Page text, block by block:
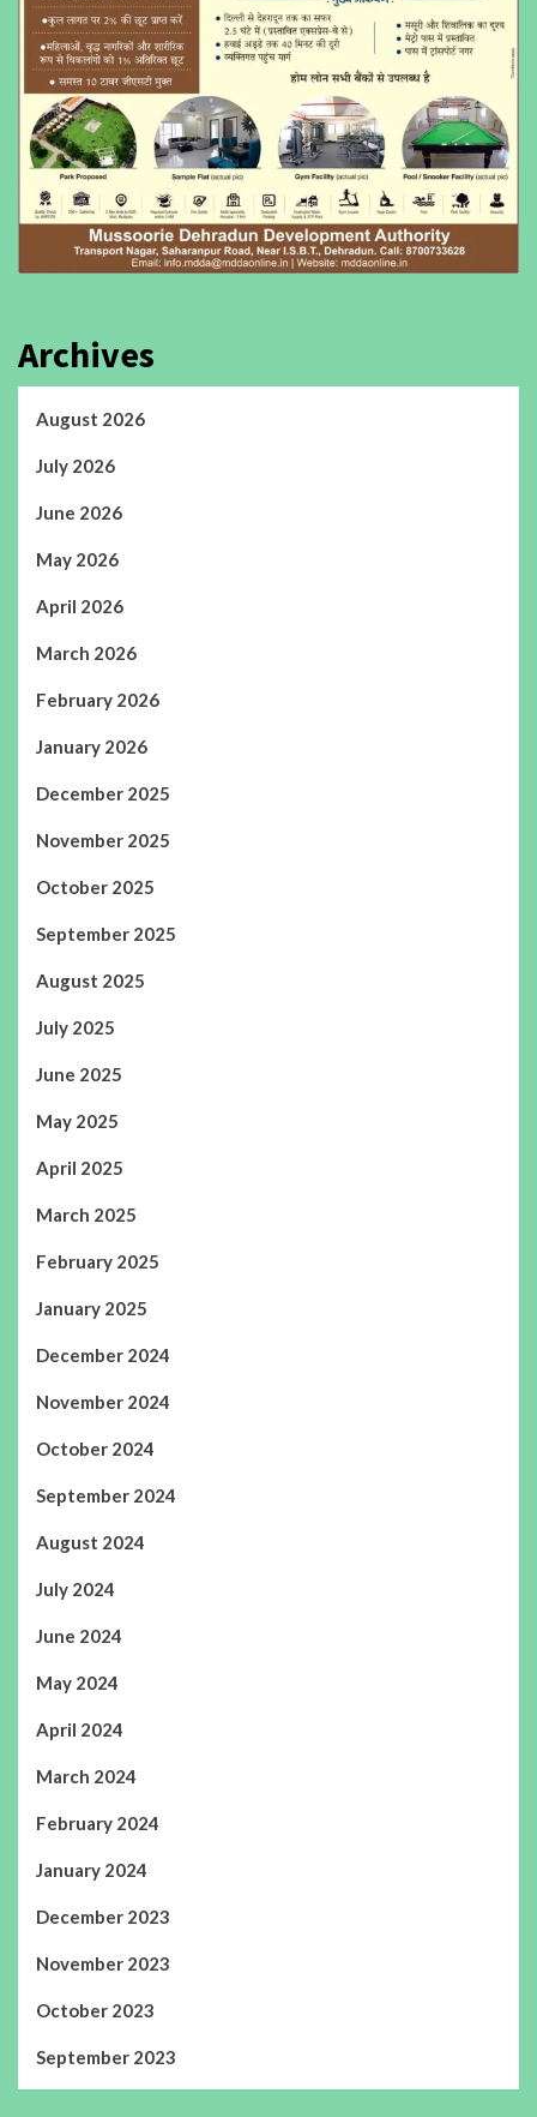
Archives
August 2026
July 2026
June 2026
May 2026
April 2026
March 2026
February 2026
January 2026
December 2025
November 2025
October 2025
September 2025
August 2025
July 2025
June 2025
May 2025
April 2025
March 2025
February 2025
January 2025
December 2024
November 2024
October 2024
September 2024
August 2024
July 2024
June 2024
May 2024
April 2024
March 2024
February 2024
January 2024
December 2023
November 2023
October 2023
September 2023